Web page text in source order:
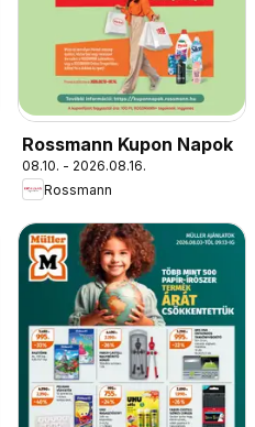
Rossmann Kupon Napok
08.10. - 2026.08.16.
Rossmann